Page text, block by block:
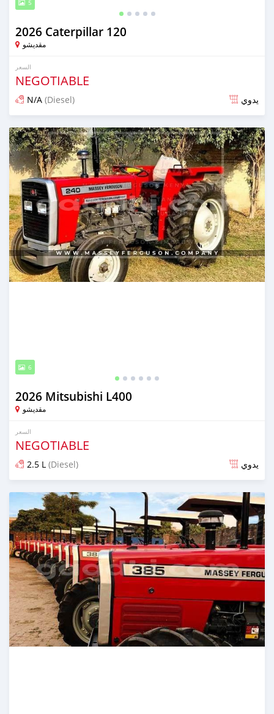
5
2026 Caterpillar 120
مقديشو
السعر
NEGOTIABLE
N/A (Diesel) يدوي
تم النشر منذ 15 يوم مضت
6
2026 Mitsubishi L400
مقديشو
السعر
NEGOTIABLE
2.5 L (Diesel) يدوي
تم النشر منذ 15 يوم مضت